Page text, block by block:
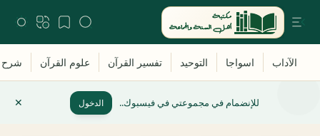
للإنضمام في مجموعتي في فيسبوك.. الدخول